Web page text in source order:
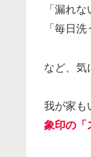
「漏れな
「毎日
など、気
我が家も
象印の「